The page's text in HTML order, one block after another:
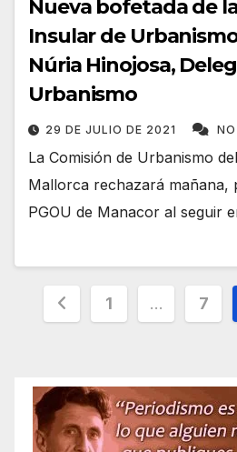
Nueva bofetada de
Insular de
Núria Hinojosa,
Urbanismo
29 DE JULIO DE 2021
La Comisión de Urbanismo
Mallorca rechazará mañana,
PGOU de Manacor al seguir
Paginación
entradas
1 … 7